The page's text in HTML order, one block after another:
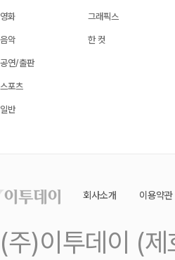
영화
음악
공연/출판
스포츠
일반
그래픽스
한 컷
회사소개 이용약관
(주)이투데이 (